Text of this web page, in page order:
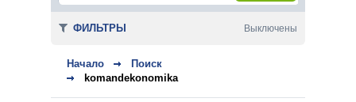
Начало
Поиск
komandekonomika
ФИЛЬТРЫ Выключены